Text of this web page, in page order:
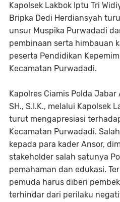
Kapolsek Lakbok Iptu Tri
Bripka Dedi Herdiansyah
unsur Muspika Purwadadi
pembinaan serta himbauan
peserta Pendidikan
Kecamatan Purwadadi.
Kapolres Ciamis Polda Jabar
SH., S.I.K., melalui Kapolsek
turut mengapresiasi
Kecamatan Purwadadi.
kepada para kader Ansor,
stakeholder salah satunya
pemahaman dan edukasi.
pemuda harus diberi
terhindar dari perilaku